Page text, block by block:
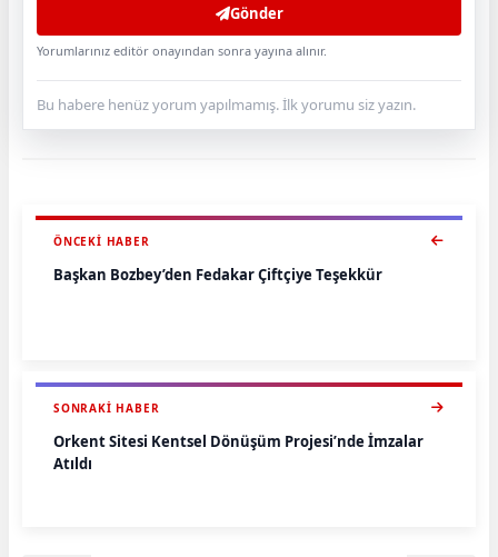
Gönder
Yorumlarınız editör onayından sonra yayına alınır.
Bu habere henüz yorum yapılmamış. İlk yorumu siz yazın.
ÖNCEKI HABER
Başkan Bozbey’den Fedakar Çiftçiye Teşekkür
SONRAKI HABER
Orkent Sitesi Kentsel Dönüşüm Projesi’nde İmzalar
Atıldı